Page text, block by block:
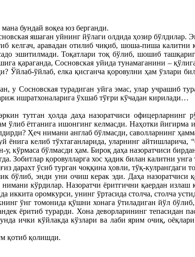
бундай воқеа юз берганди.
яшаган уйнинг йўлаги олдида ҳозир бўлдилар.
келгач, аравадан отилиб чиқиб, шоша-пиша
эшитилмади. Тоқатлари тоқ бўлиб, шошиб
қараганда, Сосновская уйида тунамаганини –
Ўйлаб-ўйлаб, елка қисганча қоровулни ҳам ўзлари
у Сосновская турадиган уйга эмас, улар учрашиб
ишратхоналарига ўхшаб тўғри кўчадан кирилади…
тутган ҳолда даҳа назоратчиси
ўлиб ётганига ишонгинг келмасди. Наҳотки
Ҳеч нимани англаб бўлмасди, саволларнинг
ёнига келиб тўхтаганларида, уларнинг
кўрмаса бўлмасди ҳам. Бироқ даҳа назоратчиси
Зобитлар қоровулларга хос ҳадик билан калитни
дарахт ўсиб турган чоққина ҳовли, тўқ-
бўлиб, энди уни очиш керак эди. Даҳа
кўрдилар. Назоратчи ёритгични қаердан
иккита оромкурси, унинг ўртасида столча, столча
ўнг томонида қўшни хонага ўтиладиган йўл
ёритиб турарди. Хона деворларининг тепасидан
ички кўйлакда кўзлари ва лаби ярим очиқ,
қотиб қолишди.